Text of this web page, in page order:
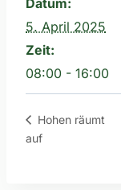
Datum:
5. April 2025
Zeit:
08:00 - 16:00
Hohen räumt
auf